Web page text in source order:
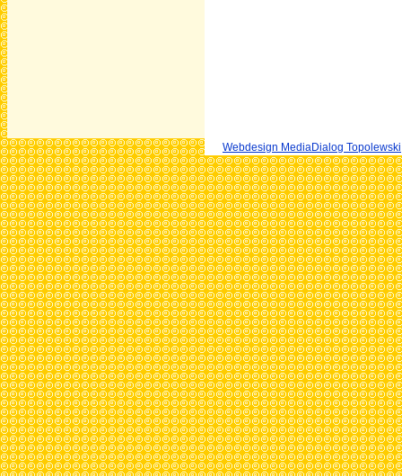
Webdesign MediaDialog Topolewski